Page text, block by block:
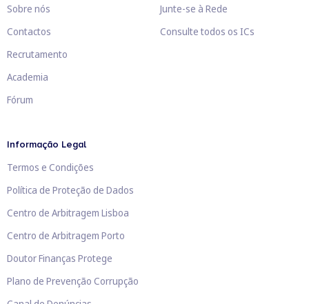
Sobre nós
Contactos
Recrutamento
Academia
Fórum
Junte-se à Rede
Consulte todos os ICs
Informação Legal
Termos e Condições
Política de Proteção de Dados
Centro de Arbitragem Lisboa
Centro de Arbitragem Porto
Doutor Finanças Protege
Plano de Prevenção Corrupção